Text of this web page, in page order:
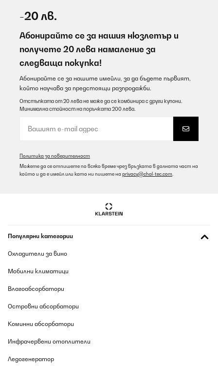
Utilisateur d'Amazon
Превод
Habe diese sehr schmalen Heizkörper für Deckenmontage in
Fläche von 24qm sicher knapp bemessen. Sie schaffen aber, gut
würde ein vierter Heizkörper das Raumvolumen noch besser
abdecken.Anders als manche Rezensenten zuvor erhielt ich
perfekte Ware ohne Fehler. Die Heizkörper finde ich auch optisch
notwendigen Fernbedienung: Wenn die Batterien getauscht sind,
muss man sie mit dem Heizsteuer-Kästchen auf der
und + gleichzeitig drücken, diese dabei in unmittelbarer Nähe zum
leuchtet und ein Doppelpiepton ertönt, hat es geklappt. Hat
musste ich hierfür nochmal abnehmen, was lästig ist).Ein
Fernbedienungen schalten zwar, aber messen die Temperatur
falsch (bei mir werden locker 5 Gead weniger angezeigt als
vermindertes Target begegnen. Dn wenn es 21 Grad werden
Heizkörper verbrauchen satt Strom, (3x300 W ziehen ca. 1kW,
erreicht ist. Also am besten immer wieder ausschalten oder
Zieltemperatur ausreichend tief angeben.
Amazon-Benutzer
-20 лв.
Абонирайте се за нашия нюзлетър и
получете 20 лева намаление за
следваща покупка!
Абонирайте се за нашите имейли, за да бъдете първият,
който научава за предстоящи разпродажби.
Отстъпката от 20 лева не може да се комбинира с други купони.
Минимална стойност на поръчката 200 лева.
Политика за поверителност
Можете да се отпишете по всяко време чрез връзката в долната част на
който и да е имейл или като ни пишете на privacy@chal-tec.com
Популярни категории
Охладители за вино
Мобилни климатици
Влагоабсорбатори
Островни абсорбатори
Коминни абсорбатори
Инфрачервени отоплители
Ледогенератор